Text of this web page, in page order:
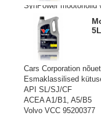
Mootoriõli Synpower FE 0W30
5L
SynPower mootoriõlid
pea kõiki nõudeid,
Sobib aastaringseks
turbolaaduriga diisel-,
sõiduatode ja
SynPower FE 0W30
Cars Corporation
Esmaklassilised
API SL/SJ/CF
ACEA A1/B1, A5/B5
Volvo VCC 95200377